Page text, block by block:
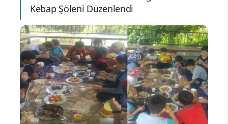
Kebap Şöleni Düzenlendi